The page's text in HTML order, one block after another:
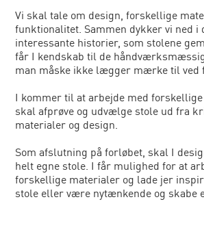
Vi skal tale om design, forskellige
funktionalitet. Sammen dykker vi ned i
interessante historier, som stolene
får I kendskab til de
man måske ikke lægger mærke til ved
I kommer til at arbejde med forskellige
skal afprøve og udvælge stole ud fra
materialer og design.
Som afslutning på forløbet, skal I
helt egne stole. I får mulighed for at
forskellige materialer og lade jer
stole eller være nytænkende og skabe